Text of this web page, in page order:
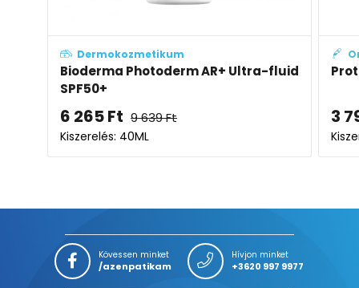
Dermokozmetikum
Bioderma Photoderm AR+ Ultra-fluid
SPF50+
6 265Ft 9 639Ft
Kiszerelés: 40ML
3
Kövessen minket
/azenpatikam
Hívjon minket
+3620 997 9977